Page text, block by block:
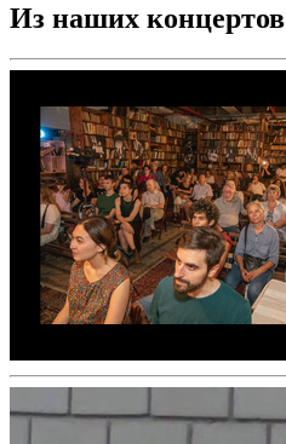
Из наших концертов